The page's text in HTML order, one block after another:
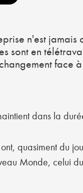
n'est jamais
sont en
face
dans la
quasiment du
Monde, celui